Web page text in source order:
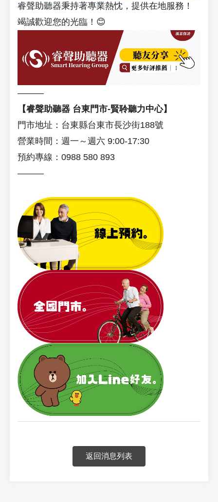
睿聲助聽器秉持著專業熱忱，提供在地服務！
竭誠歡迎您的光臨！😊
———
【睿聲助聽器 台東門市-賢聆聽力中心】
門市地址：台東縣台東市長沙街188號
營業時間：週一～週六 9:00-17:30
預約專線：0988 580 893
———
返回消息列表